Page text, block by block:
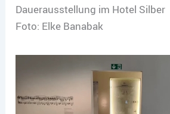
Dauerausstellung im Hotel Silber
Foto: Elke Banabak